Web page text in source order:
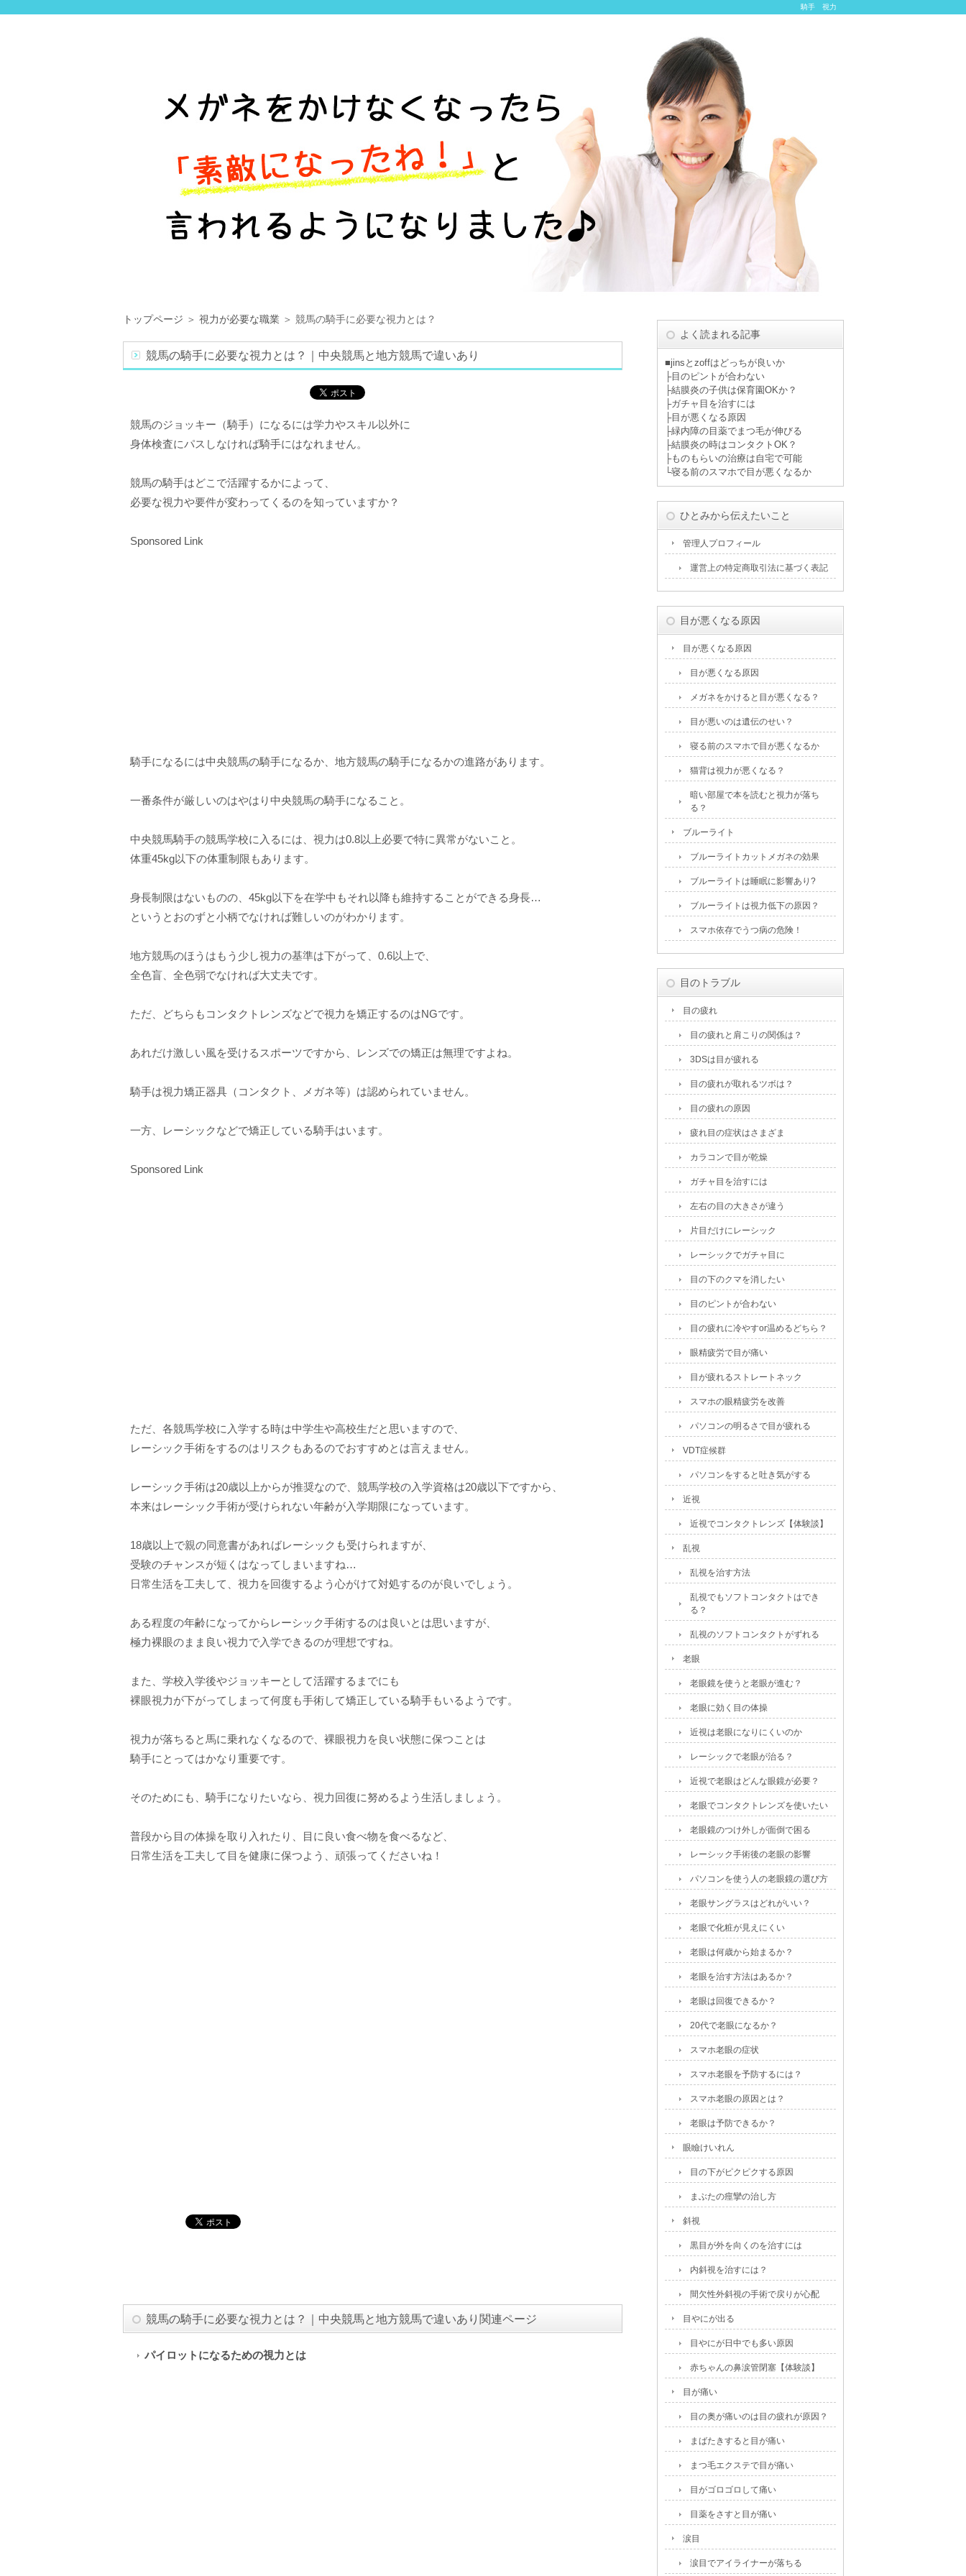
騎手 視力
トップページ ＞ 視力が必要な職業＞ 競馬の騎手に必要な視力とは？
競馬の騎手に必要な視力とは？｜中央競馬と地方競馬で違いあり
競馬のジョッキー（騎手）になるには学力やスキル以外に
身体検査にパスしなければ騎手にはなれません。
競馬の騎手はどこで活躍するかによって、
必要な視力や要件が変わってくるのを知っていますか？
Sponsored Link
騎手になるには中央競馬の騎手になるか、地方競馬の騎手になるかの進路があります。
一番条件が厳しいのはやはり中央競馬の騎手になること。
中央競馬騎手の競馬学校に入るには、視力は0.8以上必要で特に異常がないこと。
体重45kg以下の体重制限もあります。
身長制限はないものの、45kg以下を在学中もそれ以降も維持することができる身長…
というとおのずと小柄でなければ難しいのがわかります。
地方競馬のほうはもう少し視力の基準は下がって、0.6以上で、
全色盲、全色弱でなければ大丈夫です。
ただ、どちらもコンタクトレンズなどで視力を矯正するのはNGです。
あれだけ激しい風を受けるスポーツですから、レンズでの矯正は無理ですよね。
騎手は視力矯正器具（コンタクト、メガネ等）は認められていません。
一方、レーシックなどで矯正している騎手はいます。
Sponsored Link
ただ、各競馬学校に入学する時は中学生や高校生だと思いますので、
レーシック手術をするのはリスクもあるのでおすすめとは言えません。
レーシック手術は20歳以上からが推奨なので、競馬学校の入学資格は20歳以下ですから、
本来はレーシック手術が受けられない年齢が入学期限になっています。
18歳以上で親の同意書があればレーシックも受けられますが、
受験のチャンスが短くはなってしまいますね…
日常生活を工夫して、視力を回復するよう心がけて対処するのが良いでしょう。
ある程度の年齢になってからレーシック手術するのは良いとは思いますが、
極力裸眼のまま良い視力で入学できるのが理想ですね。
また、学校入学後やジョッキーとして活躍するまでにも
裸眼視力が下がってしまって何度も手術して矯正している騎手もいるようです。
視力が落ちると馬に乗れなくなるので、裸眼視力を良い状態に保つことは
騎手にとってはかなり重要です。
そのためにも、騎手になりたいなら、視力回復に努めるよう生活しましょう。
普段から目の体操を取り入れたり、目に良い食べ物を食べるなど、
日常生活を工夫して目を健康に保つよう、頑張ってくださいね！
競馬の騎手に必要な視力とは？｜中央競馬と地方競馬で違いあり関連ページ
パイロットになるための視力とは
よく読まれる記事
■jinsとzoffはどっちが良いか
├目のピントが合わない
├結膜炎の子供は保育園OKか？
├ガチャ目を治すには
├目が悪くなる原因
├緑内障の目薬でまつ毛が伸びる
├結膜炎の時はコンタクトOK？
├ものもらいの治療は自宅で可能
└寝る前のスマホで目が悪くなるか
ひとみから伝えたいこと
管理人プロフィール
運営上の特定商取引法に基づく表記
目が悪くなる原因
目が悪くなる原因
目が悪くなる原因
メガネをかけると目が悪くなる？
目が悪いのは遺伝のせい？
寝る前のスマホで目が悪くなるか
猫背は視力が悪くなる？
暗い部屋で本を読むと視力が落ち
る？
ブルーライト
ブルーライトカットメガネの効果
ブルーライトは睡眠に影響あり?
ブルーライトは視力低下の原因？
スマホ依存でうつ病の危険！
目のトラブル
目の疲れ
目の疲れと肩こりの関係は？
3DSは目が疲れる
目の疲れが取れるツボは？
目の疲れの原因
疲れ目の症状はさまざま
カラコンで目が乾燥
ガチャ目を治すには
左右の目の大きさが違う
片目だけにレーシック
レーシックでガチャ目に
目の下のクマを消したい
目のピントが合わない
目の疲れに冷やすor温めるどちら？
眼精疲労で目が痛い
目が疲れるストレートネック
スマホの眼精疲労を改善
パソコンの明るさで目が疲れる
VDT症候群
パソコンをすると吐き気がする
近視
近視でコンタクトレンズ【体験談】
乱視
乱視を治す方法
乱視でもソフトコンタクトはでき
る？
乱視のソフトコンタクトがずれる
老眼
老眼鏡を使うと老眼が進む？
老眼に効く目の体操
近視は老眼になりにくいのか
レーシックで老眼が治る？
近視で老眼はどんな眼鏡が必要？
老眼でコンタクトレンズを使いたい
老眼鏡のつけ外しが面倒で困る
レーシック手術後の老眼の影響
パソコンを使う人の老眼鏡の選び方
老眼サングラスはどれがいい？
老眼で化粧が見えにくい
老眼は何歳から始まるか？
老眼を治す方法はあるか？
老眼は回復できるか？
20代で老眼になるか？
スマホ老眼の症状
スマホ老眼を予防するには？
スマホ老眼の原因とは？
老眼は予防できるか？
眼瞼けいれん
目の下がピクピクする原因
まぶたの痙攣の治し方
斜視
黒目が外を向くのを治すには
内斜視を治すには？
間欠性外斜視の手術で戻りが心配
目やにが出る
目やにが日中でも多い原因
赤ちゃんの鼻涙管閉塞【体験談】
目が痛い
目の奥が痛いのは目の疲れが原因？
まばたきすると目が痛い
まつ毛エクステで目が痛い
目がゴロゴロして痛い
目薬をさすと目が痛い
涙目
涙目でアイライナーが落ちる